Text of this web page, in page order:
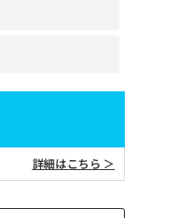
詳細はこちら ＞